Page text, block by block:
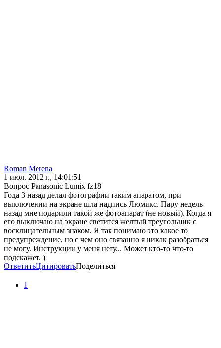
Roman Merena
1 июл. 2012 г., 14:01:51
Вопрос Panasonic Lumix fz18
Года 3 назад делал фотографии таким апаратом, при
выключении на экране шла надпись Люмикс. Пару недель
назад мне подарили такой же фотоапарат (не новый). Когда я
его выключаю на экране светится желтый треугольник с
восклицательным знаком. Я так понимаю это какое то
предупреждение, но с чем оно связанно я никак разобраться
не могу. Инструкции у меня нету... Может кто-то что-то
подскажет. )
ОтветитьЦитироватьПоделиться
1